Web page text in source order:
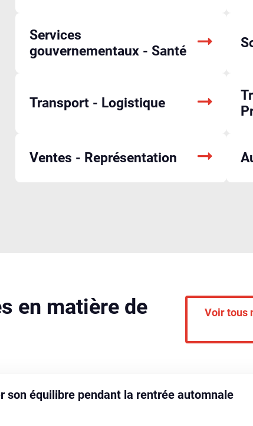
Services
gouvernementaux - Santé
Transport - Logistique
Ventes - Représentation
en matière de
Voir tous
son équilibre pendant la rentrée automnale